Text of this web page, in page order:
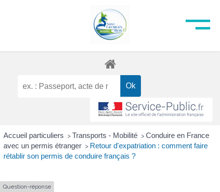
Accueil particuliers > Transports - Mobilité > Conduire en France
avec un permis étranger > Retour d'expatriation : comment faire
rétablir son permis de conduire français ?
Question-réponse